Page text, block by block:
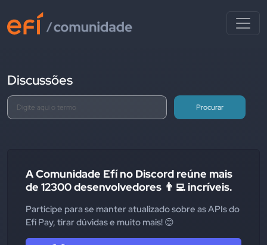
Discussões
Procurar
A Comunidade Efí no Discord reúne mais
de 12300 desenvolvedores 👨‍💻 incríveis.
Participe para se manter atualizado sobre as APIs do
Efí Pay, tirar dúvidas e muito mais! 😊